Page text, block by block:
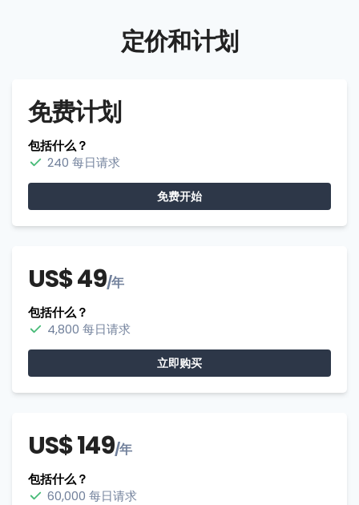
定价和计划
免费计划
包括什么？
240 每日请求
免费开始
US$ 49/年
包括什么？
4,800 每日请求
立即购买
US$ 149/年
包括什么？
60,000 每日请求